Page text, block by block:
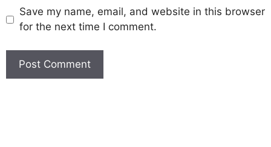
Save my name, email, and website in this browser
for the next time I comment.